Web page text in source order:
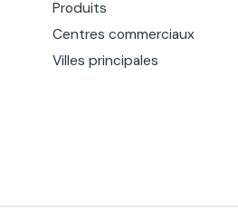
Produits
Centres commerciaux
Villes principales